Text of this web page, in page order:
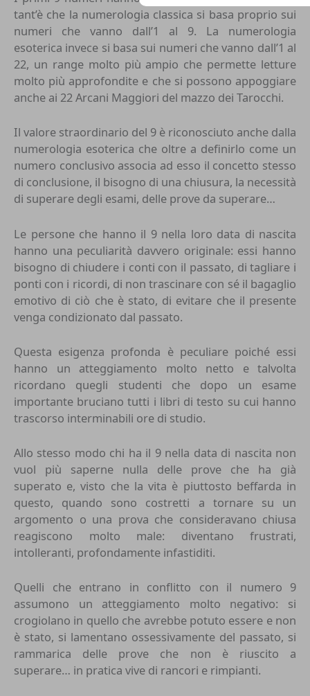
tant’è che la numerologia classica si basa proprio sui
numeri che vanno dall’1 al 9. La numerologia
esoterica invece si basa sui numeri che vanno dall’1 al
22, un range molto più ampio che permette letture
molto più approfondite e che si possono appoggiare
anche ai 22 Arcani Maggiori del mazzo dei Tarocchi.
Il valore straordinario del 9 è riconosciuto anche dalla
numerologia esoterica che oltre a definirlo come un
numero conclusivo associa ad esso il concetto stesso
di conclusione, il bisogno di una chiusura, la necessità
di superare degli esami, delle prove da superare…
Le persone che hanno il 9 nella loro data di nascita
hanno una peculiarità davvero originale: essi hanno
bisogno di chiudere i conti con il passato, di tagliare i
ponti con i ricordi, di non trascinare con sé il bagaglio
emotivo di ciò che è stato, di evitare che il presente
venga condizionato dal passato.
Questa esigenza profonda è peculiare poiché essi
hanno un atteggiamento molto netto e talvolta
ricordano quegli studenti che dopo un esame
importante bruciano tutti i libri di testo su cui hanno
trascorso interminabili ore di studio.
Allo stesso modo chi ha il 9 nella data di nascita non
vuol più saperne nulla delle prove che ha già
superato e, visto che la vita è piuttosto beffarda in
questo, quando sono costretti a tornare su un
argomento o una prova che consideravano chiusa
reagiscono molto male: diventano frustrati,
intolleranti, profondamente infastiditi.
Quelli che entrano in conflitto con il numero 9
assumono un atteggiamento molto negativo: si
crogiolano in quello che avrebbe potuto essere e non
è stato, si lamentano ossessivamente del passato, si
rammarica delle prove che non è riuscito a
superare… in pratica vive di rancori e rimpianti.